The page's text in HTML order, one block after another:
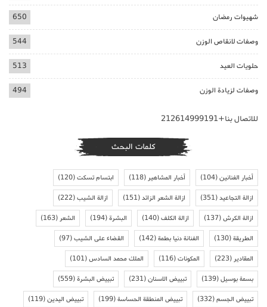
شهيوات رمضان 650
وصفات لانقاص الوزن 544
حلويات العيد 513
وصفات لزيادة الوزن 494
للاتصال بنا+212614999191
كلمات البحث
أخبار الفنانين(104) أخبار المشاهير(118) ابتسام تسكت(120)
ازالة التجاعيد(351) ازالة الشعر الزائد(151) ازالة الشيب(222)
ازالة الكرش(137) ازالة الكلف(140) البشرة(194) الشعر(163)
الطريقة(130) الفنانة دنيا بطمة(142) القضاء على الشيب(97)
المقادير(223) المكونات(116) الملك محمد السادس(101)
بسمة بوسيل(139) تبييض الاسنان(231) تبييض البشرة(559)
تبييض الجسم(332) تبييض المنطقة الحساسة(199) تبييض اليدين(119)